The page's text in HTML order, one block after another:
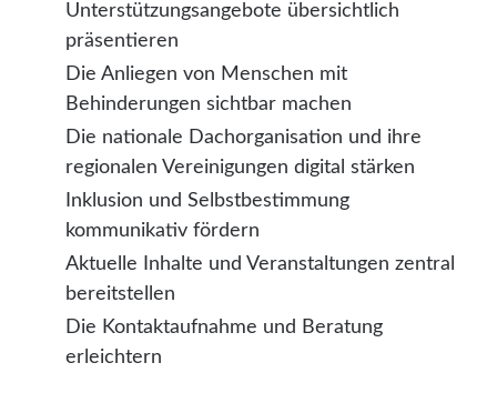
Unterstützungsangebote übersichtlich
präsentieren
Die Anliegen von Menschen mit
Behinderungen sichtbar machen
Die nationale Dachorganisation und ihre
regionalen Vereinigungen digital stärken
Inklusion und Selbstbestimmung
kommunikativ fördern
Aktuelle Inhalte und Veranstaltungen zentral
bereitstellen
Die Kontaktaufnahme und Beratung
erleichtern